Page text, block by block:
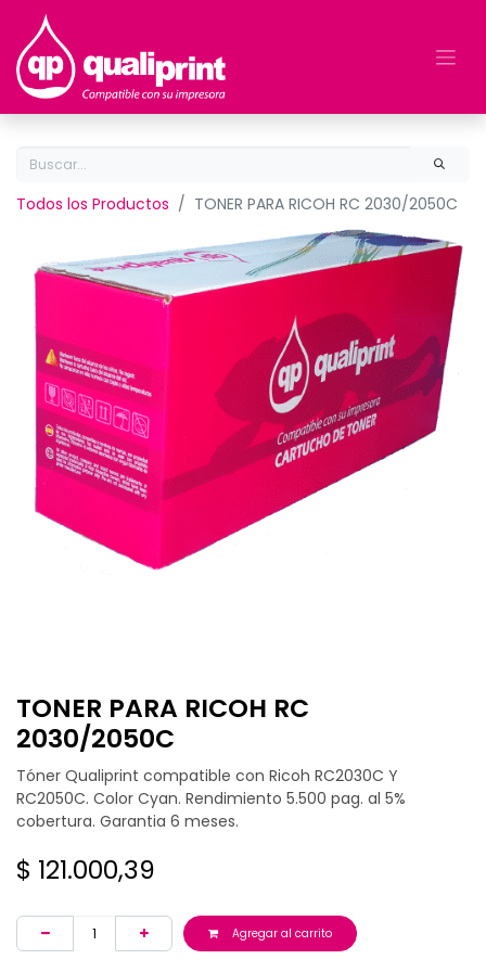
Todos los Productos TONER PARA RICOH RC 2030/2050C
TONER PARA RICOH RC
2030/2050C
Tóner Qualiprint compatible con Ricoh RC2030C Y
RC2050C. Color Cyan. Rendimiento 5.500 pag. al 5%
cobertura. Garantia 6 meses.
$ 121.000,39
Agregar al carrito